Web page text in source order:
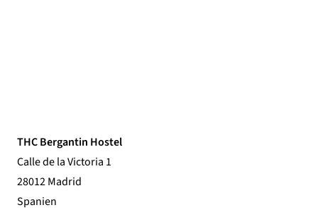
THC Bergantin Hostel
Calle de la Victoria 1
28012 Madrid
Spanien